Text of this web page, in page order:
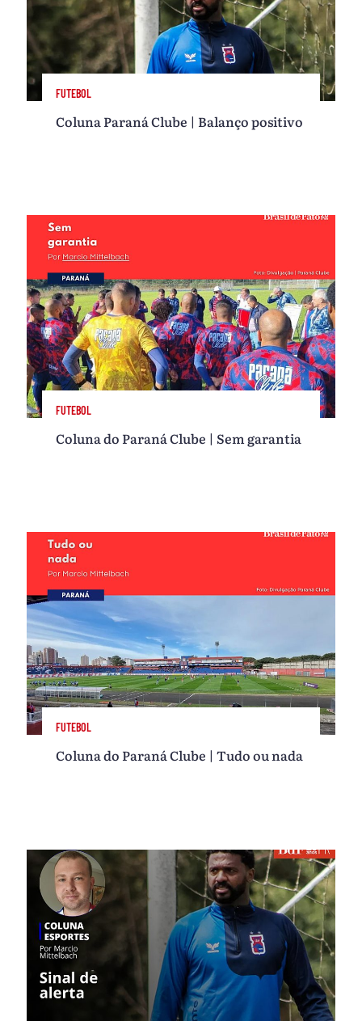
FUTEBOL
Coluna Paraná Clube | Balanço positivo
FUTEBOL
Coluna do Paraná Clube | Sem garantia
FUTEBOL
Coluna do Paraná Clube | Tudo ou nada